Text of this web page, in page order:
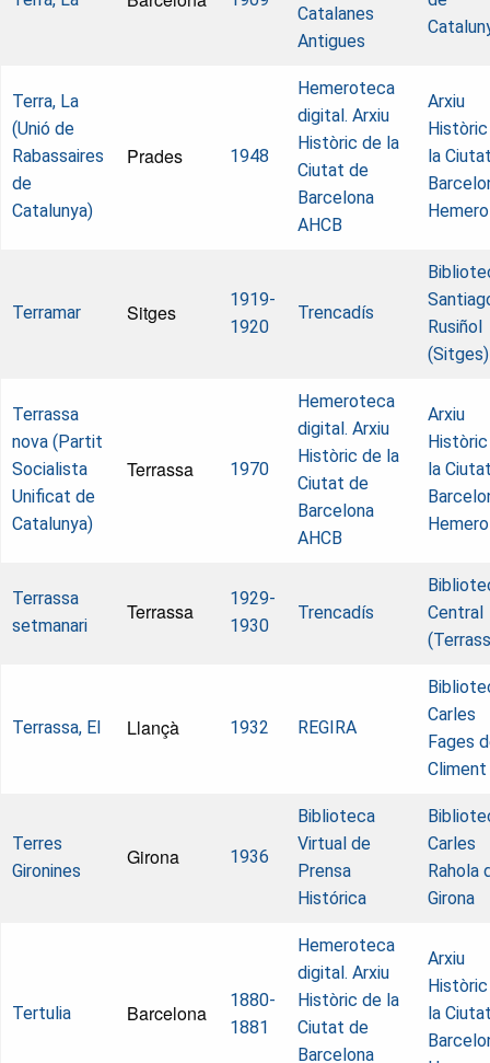
Catalanes
Antigues
Terra, La
(Unió de
Rabassaires
de
Catalunya)
Prades 1948
Hemeroteca
digital. Arxiu
Històric de la
Ciutat de
Barcelona
AHCB
Arxiu
la
Terramar Sitges
1919-
1920
Trencadís
Rusiñol
(Sitges)
Terrassa
nova (Partit
Socialista
Unificat de
Catalunya)
Terrassa 1970
Hemeroteca
digital. Arxiu
Històric de la
Ciutat de
Barcelona
AHCB
Arxiu
la
Terrassa
setmanari
Terrassa
1929-
1930
Trencadís
Central
Terrassa, El Llançà 1932 REGIRA
Carles
Fages
Climent
Terres
Gironines
Girona 1936
Biblioteca
Virtual de
Prensa
Histórica
Carles
Rahola
Girona
Tertulia Barcelona
1880-
1881
Hemeroteca
digital. Arxiu
Històric de la
Ciutat de
Barcelona
Arxiu
la